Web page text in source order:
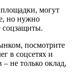
могут
но нужно
соцзащиты.
посмотрите
в соцсетях и
не только оклад,